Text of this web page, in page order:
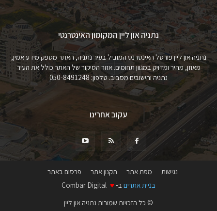
נתניה און ליין המקומון האינטרנטי
נתניה און ליין פורטל האינטרנט המוביל בעיר נתניה, האתר מספק מידע אמין,
מאוזן, מהיר ומדויק במגוון תחומים. אזור הסיקור של האתר כולל את העיר
נתניה והישובים מסביב. טלפון: 050-8491248
עקוב אחרינו
נגישות מפת אתר תקנון אתר
פרסום באתר
בניית אתרים ב- ♥
© כל הזכויות שמורות נתניה און ליין